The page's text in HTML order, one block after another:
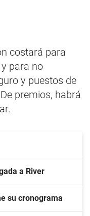
costará para
para no
y puestos de
premios, habrá
a River
su cronograma